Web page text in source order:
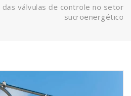
das válvulas de controle no setor
sucroenergético